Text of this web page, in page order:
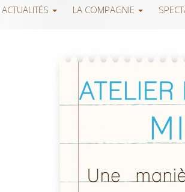
ACTUALITÉS LA COMPAGNIE